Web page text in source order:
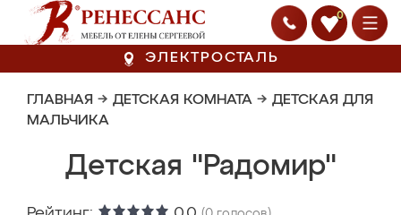
0
ЭЛЕКТРОСТАЛЬ
ГЛАВНАЯ → ДЕТСКАЯ КОМНАТА → ДЕТСКАЯ ДЛЯ
МАЛЬЧИКА
Детская "Радомир"